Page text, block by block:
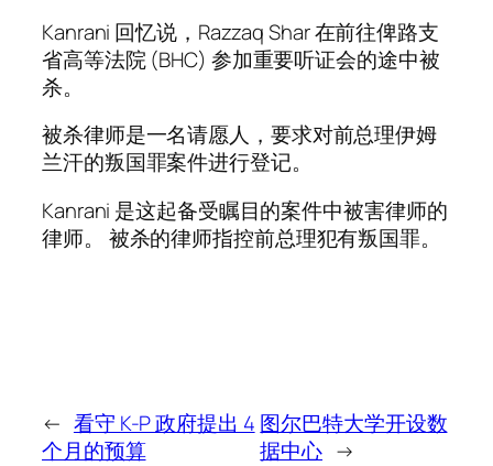
Kanrani 回忆说，Razzaq Shar 在前往俾路支
省高等法院 (BHC) 参加重要听证会的途中被
杀。
被杀律师是一名请愿人，要求对前总理伊姆
兰汗的叛国罪案件进行登记。
Kanrani 是这起备受瞩目的案件中被害律师的
律师。 被杀的律师指控前总理犯有叛国罪。
← 看守 K-P 政府提出 4
个月的预算
图尔巴特大学开设数
据中心 →